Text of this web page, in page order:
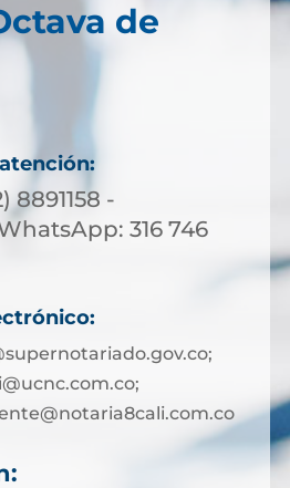
de
8891158 -
316 746